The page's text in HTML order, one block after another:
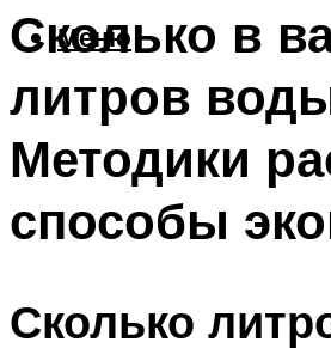
Меню
Сколько в
литров
Методики
способы
Сколько